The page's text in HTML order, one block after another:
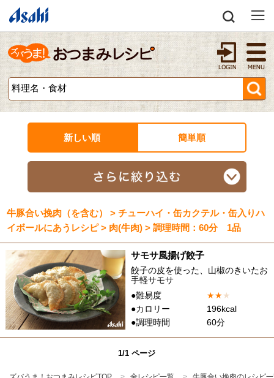
新しい順 簡単順
牛豚合い挽肉（を含む） > チューハイ・缶カクテル・缶入りハ
イボールにあうレシピ > 肉(牛肉) > 調理時間：60分 1品
サモサ風揚げ餃子
餃子の皮を使った、山椒のきいたお
手軽サモサ
●難易度
★★★
●カロリー
196kcal
●調理時間
60分
1/1 ページ